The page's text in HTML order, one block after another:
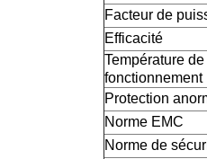
Facteur de
Efficacité
Température de
fonctionnement
Protection
Norme EMC
Norme de